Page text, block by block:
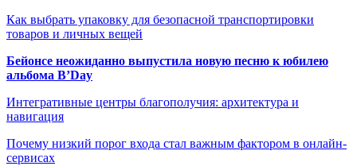
Как выбрать упаковку для безопасной транспортировки
товаров и личных вещей
Бейонсе неожиданно выпустила новую песню к юбилею
альбома B’Day
Интегративные центры благополучия: архитектура и
навигация
Почему низкий порог входа стал важным фактором в онлайн-
сервисах